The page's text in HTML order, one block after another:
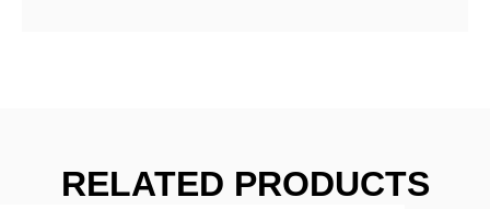
RELATED PRODUCTS